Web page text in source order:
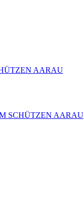
AARAU
SCHÜTZEN AARAU